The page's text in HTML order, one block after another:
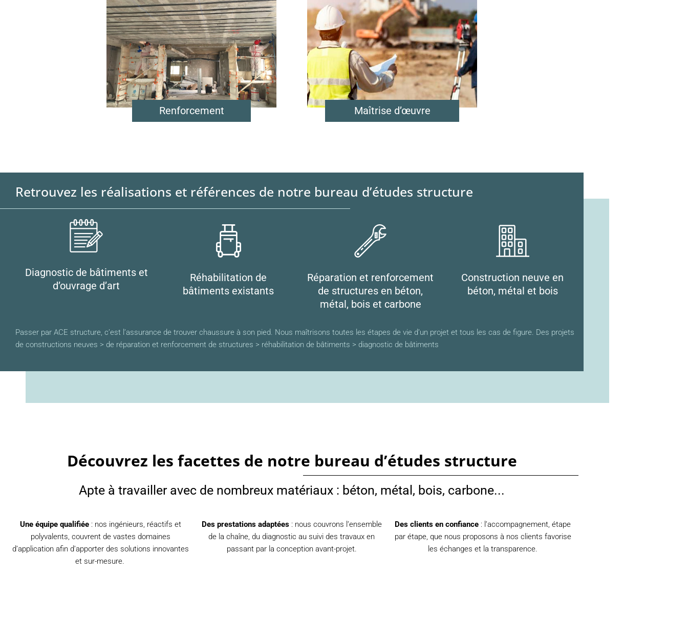
Renforcement Maîtrise d’œuvre
Retrouvez les réalisations et références de notre bureau d’études structure
Diagnostic de bâtiments et
d’ouvrage d’art
Réhabilitation de
bâtiments existants
Réparation et renforcement
de structures en béton,
métal, bois et carbone
Construction neuve en
béton, métal et bois
Passer par ACE structure, c’est l’assurance de trouver chaussure à son pied. Nous maîtrisons toutes les étapes de vie d’un projet et tous les cas de figure. Des projets
de constructions neuves > de réparation et renforcement de structures > réhabilitation de bâtiments > diagnostic de bâtiments
Découvrez les facettes de notre bureau d’études structure
Apte à travailler avec de nombreux matériaux : béton, métal, bois, carbone...
Une équipe qualifiée : nos ingénieurs, réactifs et
polyvalents, couvrent de vastes domaines
d’application afin d’apporter des solutions innovantes
et sur-mesure.
Des prestations adaptées: nous couvrons l’ensemble
de la chaîne, du diagnostic au suivi des travaux en
passant par la conception avant-projet.
Des clients en confiance : l’accompagnement, étape
par étape, que nous proposons à nos clients favorise
les échanges et la transparence.